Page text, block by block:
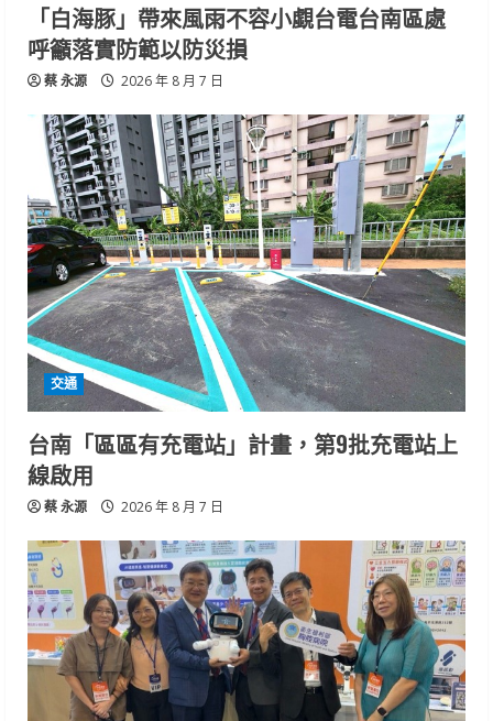
「白海豚」帶來風雨不容小覷台電台南區處
呼籲落實防範以防災損
蔡 永源 2026 年 8 月 7 日
交通
台南「區區有充電站」計畫，第9批充電站上
線啟用
蔡 永源 2026 年 8 月 7 日